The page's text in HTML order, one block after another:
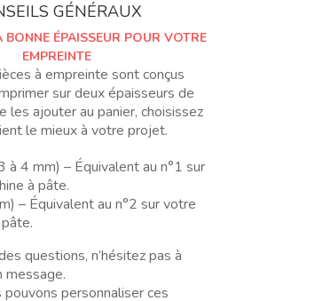
GÉNÉRAUX
ÉPAISSEUR POUR VOTRE
EMPREINTE
à empreinte sont conçus
sur deux épaisseurs de
les ajouter au panier, choisissez
le mieux à votre projet.
à 4 mm) – Équivalent au n°1 sur
à pâte.
– Équivalent au n°2 sur votre
questions, n’hésitez pas à
message.
pouvons personnaliser ces